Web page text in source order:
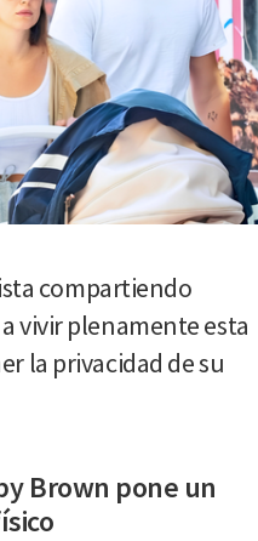
compartiendo
vivir plenamente esta
la privacidad de su
Brown pone un